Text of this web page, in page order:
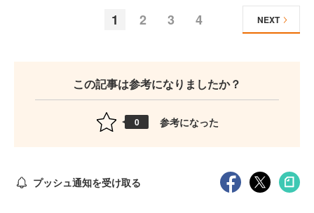
1 2 3 4 NEXT
この記事は参考になりましたか？
0 参考になった
プッシュ通知を受け取る